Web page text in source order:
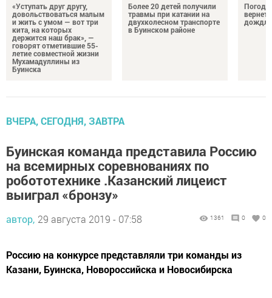
«Уступать друг другу,
довольствоваться малым
и жить с умом — вот три
кита, на которых
держится наш брак», —
говорят отметившие 55-
летие совместной жизни
Мухамадуллины из
Буинска
Более 20 детей получили
травмы при катании на
двухколесном транспорте
в Буинском районе
Погода
ВЧЕРА, СЕГОДНЯ, ЗАВТРА
Буинская команда представила Россию
на всемирных соревнованиях по
робототехнике .Казанский лицеист
выиграл «бронзу»
автор, 29 августа 2019 - 07:58 1361 0 0
Россию на конкурсе представляли три команды из
Казани, Буинска, Новороссийска и Новосибирска